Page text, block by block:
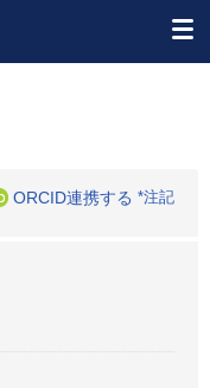
ORCID連携する *注記